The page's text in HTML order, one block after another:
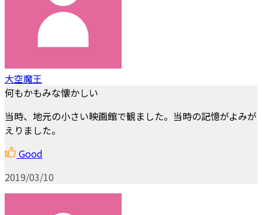
大空魔王
何もかもみな懐かしい
当時、地元の小さい映画館で観ました。当時の記憶がよみが
えりました。
Good
2019/03/10